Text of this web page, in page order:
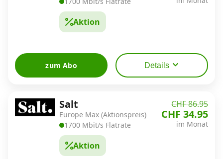
Aktion
zum Abo Details
Salt
Europe Max (Aktionspreis)
1700 Mbit/s Flatrate
Aktion
CHF 86.95
CHF 34.95
im Monat